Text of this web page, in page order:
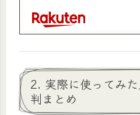
2. 実際に使ってみ
判まとめ